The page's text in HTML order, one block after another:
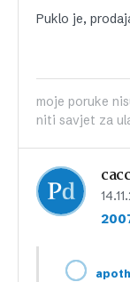
Puklo je,
moje poruke
niti savjet za